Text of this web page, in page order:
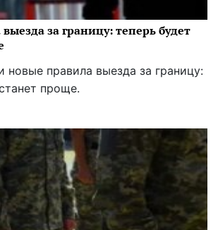
за границу: теперь будет
новые правила выезда за границу:
проще.